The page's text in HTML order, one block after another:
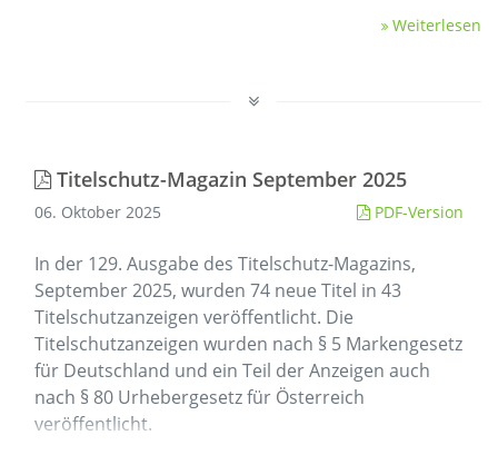
Weiterlesen
Titelschutz-Magazin September 2025
06. Oktober 2025 PDF-Version
In der 129. Ausgabe des Titelschutz-Magazins,
September 2025, wurden 74 neue Titel in 43
Titelschutzanzeigen veröffentlicht. Die
Titelschutzanzeigen wurden nach § 5 Markengesetz
für Deutschland und ein Teil der Anzeigen auch
nach § 80 Urhebergesetz für Österreich
veröffentlicht.